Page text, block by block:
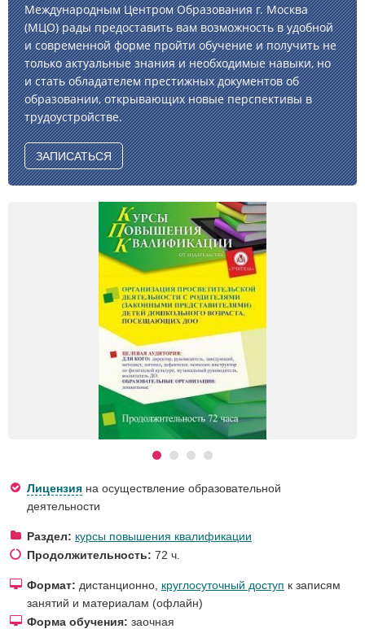
Международным Центром Образования г. Москва
(МЦО) рады предоставить вам возможность в удобной
и современной форме пройти обучение и получить не
только актуальные знания и необходимые навыки, но
и стать обладателем престижных документов об
образовании, открывающих новые перспективы в
трудоустройстве.
ЗАПИСАТЬСЯ
Лицензия на осуществление образовательной
деятельности
Раздел: курсы повышения квалификации
Продолжительность: 72 ч.
Формат: дистанционно, круглосуточный доступ к записям
занятий и материалам (офлайн)
Форма обучения: заочная